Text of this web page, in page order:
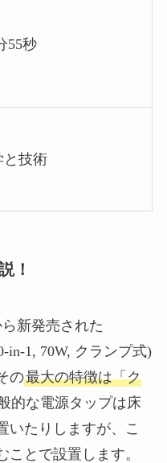
55秒
と技術
！
新発売された
in-1, 70W, クランプ式)
の最大の特徴は「ク
的な電源タップは床
いたりしますが、こ
とで設置します。